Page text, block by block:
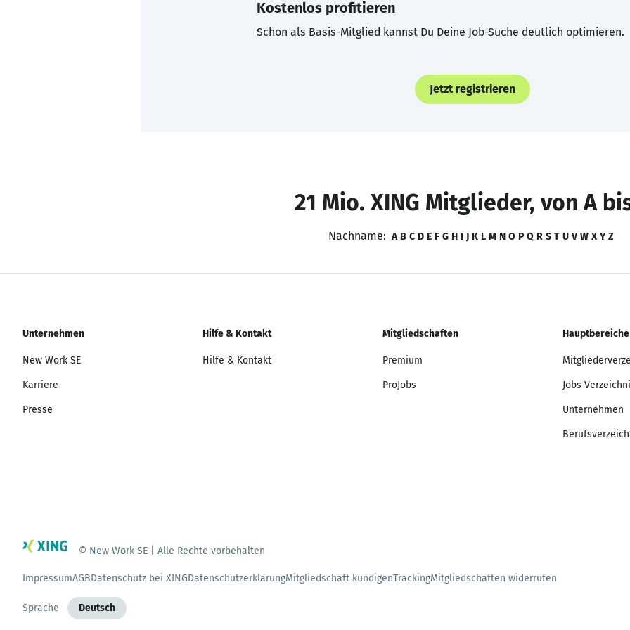
Kostenlos profitieren
Schon als Basis-Mitglied kannst Du Deine Job-Suche deutlich optimieren.
Jetzt registrieren
21 Mio. XING Mitglieder, von A
Nachname: A B C D E F G H I J K L M N O P Q R S T U V W X Y Z
Unternehmen
New Work SE
Karriere
Presse
Hilfe & Kontakt
Hilfe & Kontakt
Mitgliedschaften
Premium
ProJobs
Hauptbereiche
Jobs
Unternehmen
© New Work SE | Alle Rechte vorbehalten
ImpressumAGBDatenschutz bei XINGDatenschutzerklärungMitgliedschaft kündigenTrackingMitgliedschaften widerrufen
Sprache Deutsch